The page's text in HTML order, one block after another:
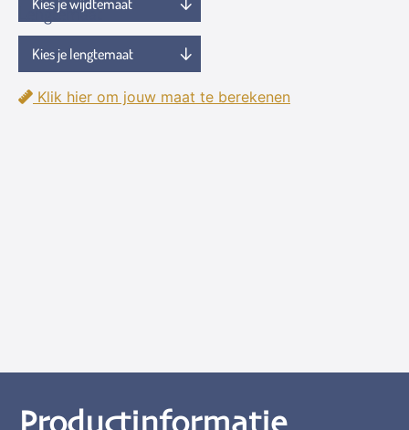
Lengtemaat
Klik hier om jouw maat te berekenen